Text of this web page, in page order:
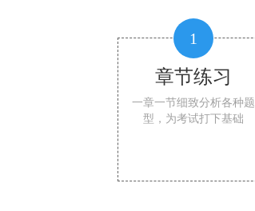
1
章节练习
一章一节细致分析各种题
型，为考试打下基础